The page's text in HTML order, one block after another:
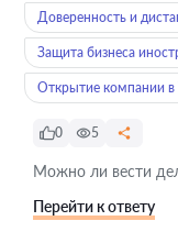
Доверенность и
Защита бизнеса
Открытие компании в
0 5
Можно ли вести
Перейти к ответу